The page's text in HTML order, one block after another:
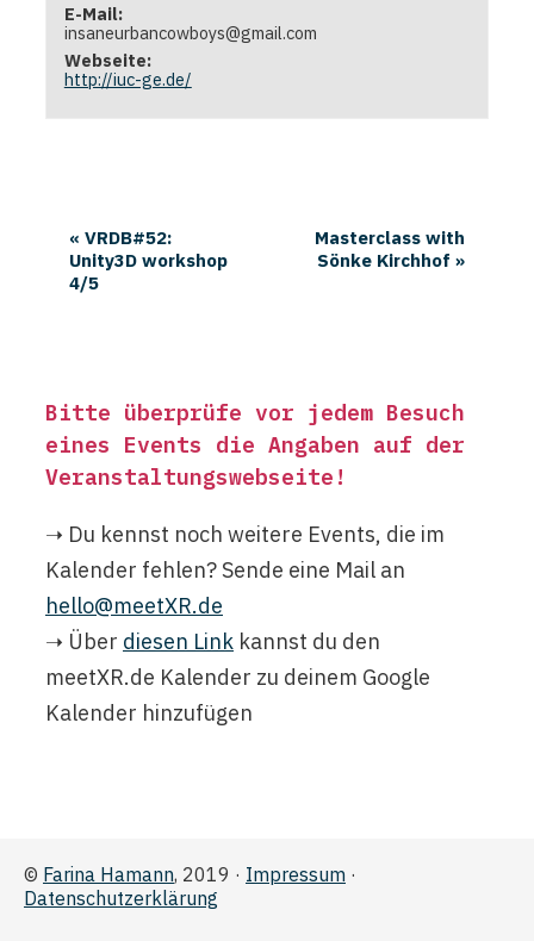
E-Mail:
insaneurbancowboys@gmail.com
Webseite:
http://iuc-ge.de/
« VRDB#52:
Unity3D workshop
4/5
Masterclass with
Sönke Kirchhof »
Bitte überprüfe vor jedem Besuch
eines Events die Angaben auf der
Veranstaltungswebseite !
➝ Du kennst noch weitere Events, die im
Kalender fehlen? Sende eine Mail an
hello@meetXR.de
➝ Über diesen Link kannst du den
meetXR.de Kalender zu deinem Google
Kalender hinzufügen
© Farina Hamann, 2019 · Impressum ·
Datenschutzerklärung